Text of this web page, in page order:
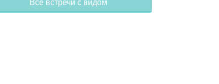
Все встречи с видом